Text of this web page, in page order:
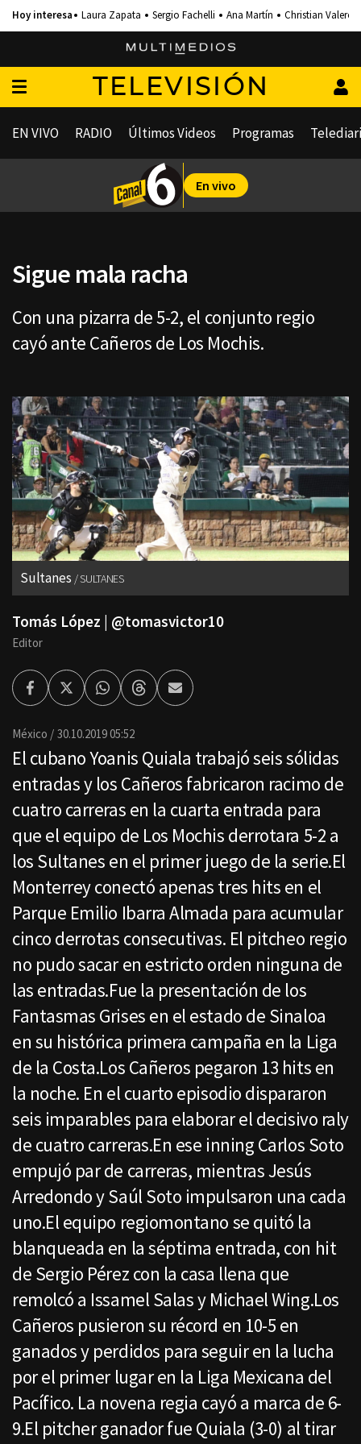
Laura Zapata Sergio Fachelli Ana Martín Christian Valero
TELEVISIÓN
EN VIVO RADIO Últimos Videos Programas
En vivo
Sigue mala racha
Con una pizarra de 5-2, el conjunto regio
cayó ante Cañeros de Los Mochis.
Sultanes SULTANES
Tomás López | @tomasvictor10
Editor
FacebookTwitterWhatsappThreadsEnviar
por
México 30.10.2019 05:52
El cubano Yoanis Quiala trabajó seis sólidas
entradas y los Cañeros fabricaron racimo de
cuatro carreras en la cuarta entrada para
que el equipo de Los Mochis derrotara 5-2 a
los Sultanes en el primer juego de la serie.El
Monterrey conectó apenas tres hits en el
Parque Emilio Ibarra Almada para acumular
cinco derrotas consecutivas. El pitcheo regio
no pudo sacar en estricto orden ninguna de
las entradas.Fue la presentación de los
Fantasmas Grises en el estado de Sinaloa
en su histórica primera campaña en la Liga
de la Costa.Los Cañeros pegaron 13 hits en
la noche. En el cuarto episodio dispararon
seis imparables para elaborar el decisivo raly
de cuatro carreras.En ese inning Carlos Soto
empujó par de carreras, mientras Jesús
Arredondo y Saúl Soto impulsaron una cada
uno.El equipo regiomontano se quitó la
blanqueada en la séptima entrada, con hit
de Sergio Pérez con la casa llena que
remolcó a Issamel Salas y Michael Wing.Los
Cañeros pusieron su récord en 10-5 en
ganados y perdidos para seguir en la lucha
por el primer lugar en la Liga Mexicana del
Pacífico. La novena regia cayó a marca de 6-
9.El pitcher ganador fue Quiala (3-0) al tirar